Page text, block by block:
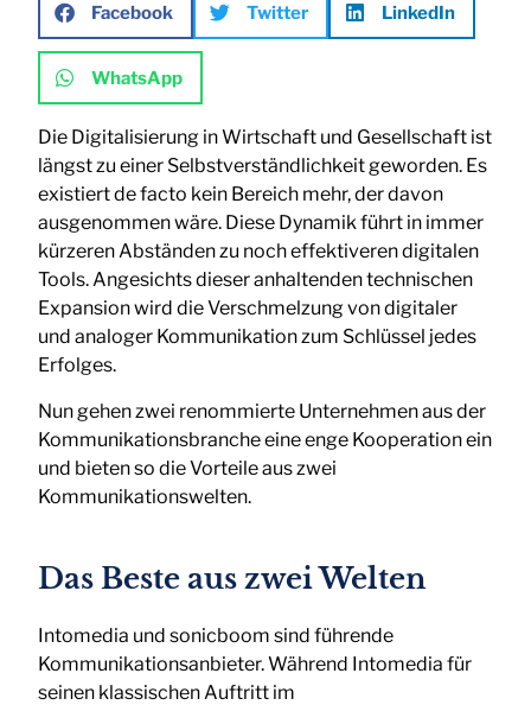
Facebook Twitter LinkedIn
WhatsApp
Die Digitalisierung in Wirtschaft und Gesellschaft ist
längst zu einer Selbstverständlichkeit geworden. Es
existiert de facto kein Bereich mehr, der davon
ausgenommen wäre. Diese Dynamik führt in immer
kürzeren Abständen zu noch effektiveren digitalen
Tools. Angesichts dieser anhaltenden technischen
Expansion wird die Verschmelzung von digitaler
und analoger Kommunikation zum Schlüssel jedes
Erfolges.
Nun gehen zwei renommierte Unternehmen aus der
Kommunikationsbranche eine enge Kooperation ein
und bieten so die Vorteile aus zwei
Kommunikationswelten.
Das Beste aus zwei Welten
Intomedia und sonicboom sind führende
Kommunikationsanbieter. Während Intomedia für
seinen klassischen Auftritt im